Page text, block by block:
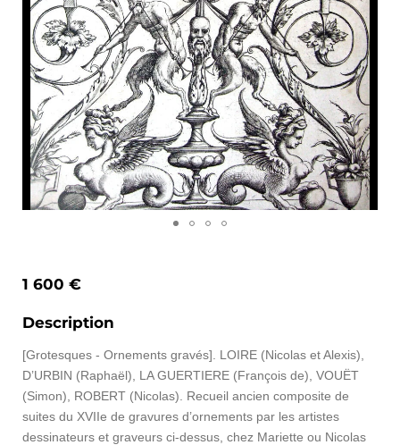
1 600 €
Description
[Grotesques - Ornements gravés]. LOIRE (Nicolas et Alexis),
D’URBIN (Raphaël), LA GUERTIERE (François de), VOUËT
(Simon), ROBERT (Nicolas). Recueil ancien composite de
suites du XVIIe de gravures d’ornements par les artistes
dessinateurs et graveurs ci-dessus, chez Mariette ou Nicolas